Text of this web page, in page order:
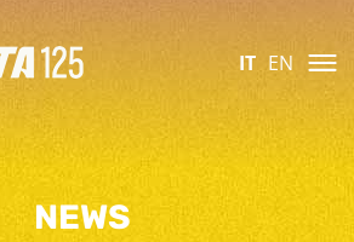
IT EN
NEWS